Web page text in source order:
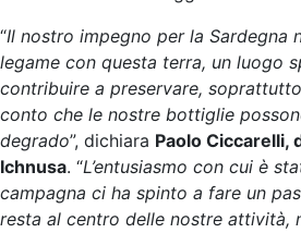
“Il nostro impegno per la Sardegna
legame con questa terra, un luogo
contribuire a preservare,
conto che le nostre bottiglie
degrado”, dichiara Paolo
Ichnusa. “L’entusiasmo con cui è
campagna ci ha spinto a fare un
resta al centro delle nostre attività,